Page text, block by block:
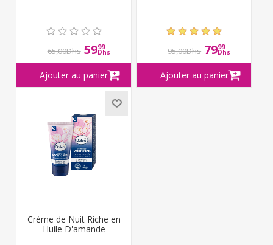
65,00Dhs 5999
Dhs 95,00Dhs 7999
Dhs
Crème de Nuit Riche en
Huile D'amande